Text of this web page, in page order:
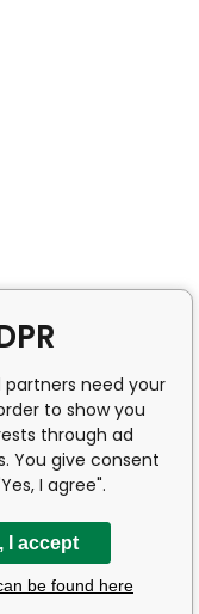
need your
to show you
through ad
You give consent
I agree".
I accept
be found here